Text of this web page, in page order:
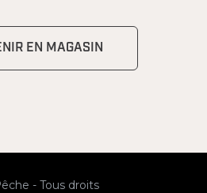
EN MAGASIN
- Tous droits